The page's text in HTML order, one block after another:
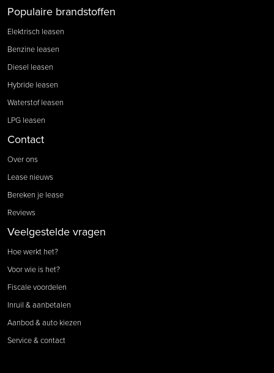
Populaire brandstoffen
Elektrisch leasen
Benzine leasen
Diesel leasen
Hybride leasen
Waterstof leasen
LPG leasen
Contact
Over ons
Lease nieuws
Bereken je lease
Reviews
Veelgestelde vragen
Hoe werkt het?
Voor wie is het?
Fiscale voordelen
Inruil & aanbetalen
Aanbod & auto kiezen
Service & contact